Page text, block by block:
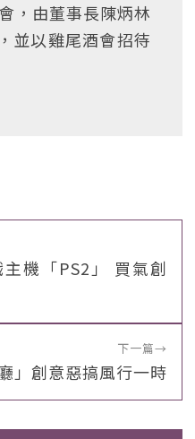
，由董事長陳炳林
並以雞尾酒會招待
機「PS2」 買氣創
下一篇→
」創意惡搞風行一時